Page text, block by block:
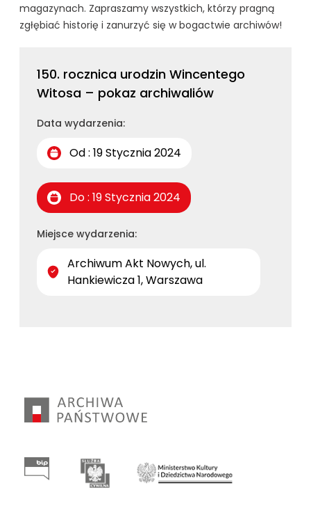
magazynach. Zapraszamy wszystkich, którzy pragną
zgłębiać historię i zanurzyć się w bogactwie archiwów!
150. rocznica urodzin Wincentego
Witosa – pokaz archiwaliów
Data wydarzenia:
Od : 19 Stycznia 2024
Do : 19 Stycznia 2024
Miejsce wydarzenia:
Archiwum Akt Nowych, ul.
Hankiewicza 1, Warszawa